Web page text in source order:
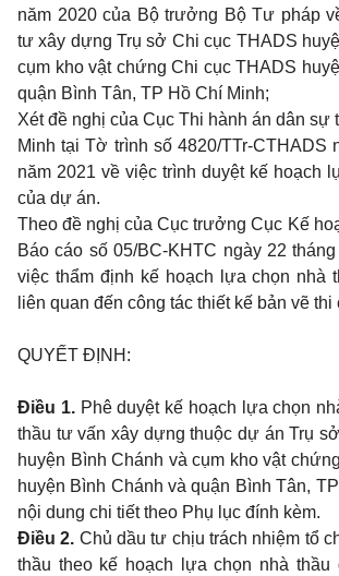
năm 2020 của Bộ trưởng Bộ Tư pháp
tư xây dựng Trụ sở Chi cục THADS
cụm kho vật chứng Chi cục THADS
quận Bình Tân, TP Hồ Chí Minh;
Xét đề nghị của Cục Thi hành án dân sự
Minh tại Tờ trình số 4820/TTr-CTHADS
năm 2021 về việc trình duyệt kế hoạch
của dự án.
Theo đề nghị của Cục trưởng Cục Kế
Báo cáo số 05/BC-KHTC ngày 22 tháng
việc thẩm định kế hoạch lựa chọn nhà
liên quan đến công tác thiết kế bản vẽ
QUYẾT ĐỊNH:
Điều 1. Phê duyệt kế hoạch lựa chọn
thầu tư vấn xây dựng thuộc dự án Trụ
huyện Bình Chánh và cụm kho vật
huyện Bình Chánh và quận Bình Tân,
nội dung chi tiết theo Phụ lục đính kèm.
Điều 2. Chủ dầu tư chịu trách nhiệm tổ
thầu theo kế hoạch lựa chọn nhà thầu